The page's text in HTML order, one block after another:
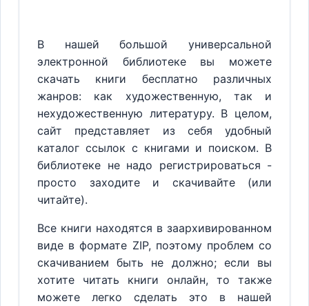
В нашей большой универсальной
электронной библиотеке вы можете
скачать книги бесплатно различных
жанров: как художественную, так и
нехудожественную литературу. В целом,
сайт представляет из себя удобный
каталог ссылок с книгами и поиском. В
библиотеке не надо регистрироваться -
просто заходите и скачивайте (или
читайте).
Все книги находятся в заархивированном
виде в формате ZIP, поэтому проблем со
скачиванием быть не должно; если вы
хотите читать книги онлайн, то также
можете легко сделать это в нашей